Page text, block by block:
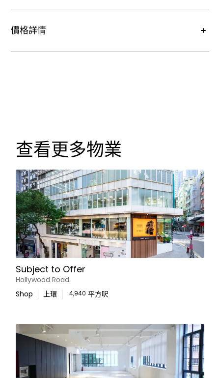
價格詳情
租金價格 : 每月港幣36,960元
查看更多物業
Subject to Offer
Hollywood Road
Shop
上環 4,940 平方呎